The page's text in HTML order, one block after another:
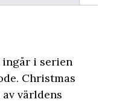
ingår i serien
Christmas
världens